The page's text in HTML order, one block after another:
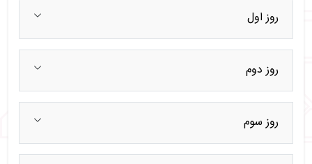
روز اول
روز دوم
روز سوم